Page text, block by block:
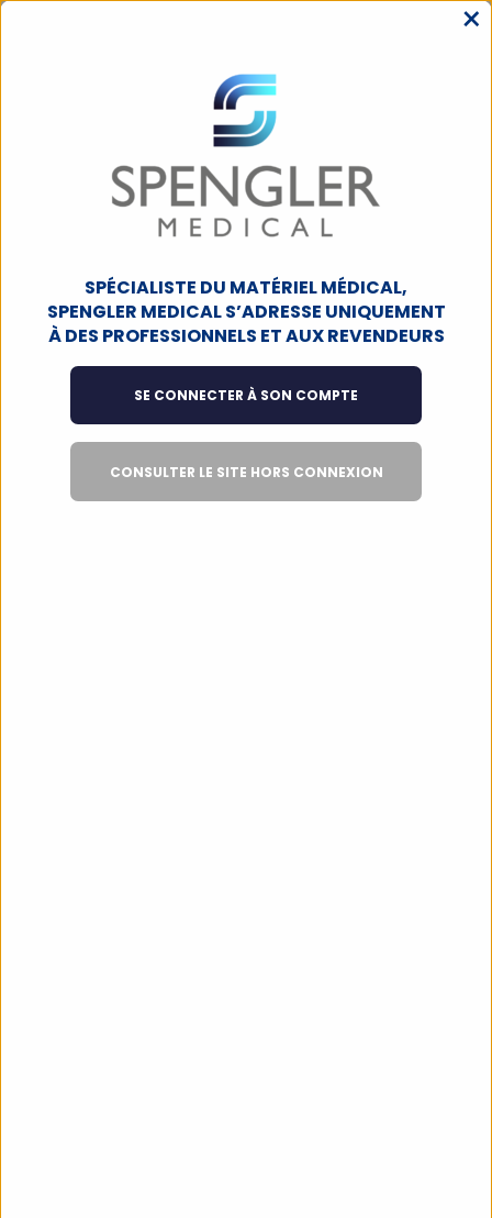
CARDIOLOGIE ECG ECG
CARDIOMATE EVI 10'' Tablette ECG
PRODUIT À LA UNE
SPÉCIALISTE DU MATÉRIEL MÉDICAL,
SPENGLER MEDICAL S’ADRESSE UNIQUEMENT
À DES PROFESSIONNELS ET AUX REVENDEURS
SE CONNECTER À SON COMPTE
CONSULTER LE SITE HORS CONNEXION
×